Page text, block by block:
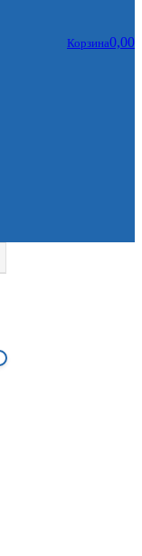
Корзина0,00